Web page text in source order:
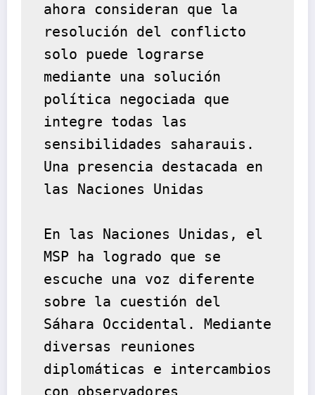
ahora consideran que la
resolución del conflicto
solo puede lograrse
mediante una solución
política negociada que
integre todas las
sensibilidades saharauis.
Una presencia destacada en
las Naciones Unidas
En las Naciones Unidas, el
MSP ha logrado que se
escuche una voz diferente
sobre la cuestión del
Sáhara Occidental. Mediante
diversas reuniones
diplomáticas e intercambios
con observadores